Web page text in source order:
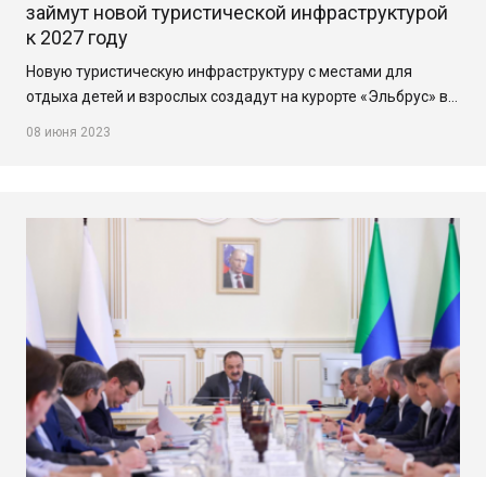
займут новой туристической инфраструктурой
к 2027 году
Новую туристическую инфраструктуру с местами для
отдыха детей и взрослых создадут на курорте «Эльбрус» в…
08 июня 2023